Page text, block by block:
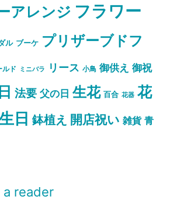
アレンジ フラワー
ル ブーケ プリザーブドフ
ルド ミニバラ リース 小鳥 御供え 御祝
法要 父の日 生花 百合 花器 花
日 鉢植え 開店祝い 雑貨 青
reader